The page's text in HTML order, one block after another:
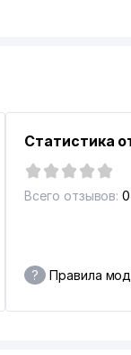
РАЙОНА
Статистика
Всего отзывов: 0
? Правила